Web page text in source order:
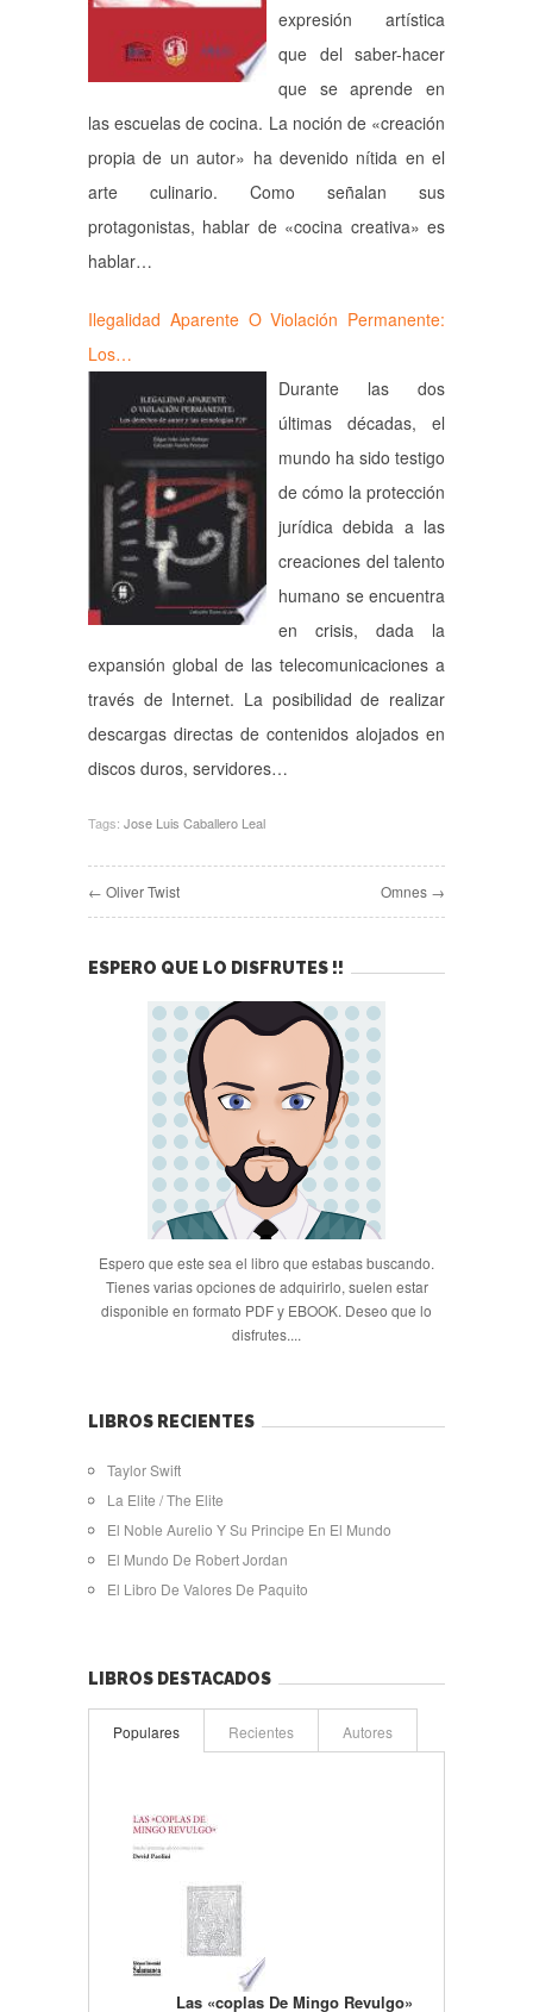
expresión artística
que del saber-hacer
que se aprende en
las escuelas de cocina. La noción de «creación
propia de un autor» ha devenido nítida en el
arte culinario. Como señalan sus
protagonistas, hablar de «cocina creativa» es
hablar…
Ilegalidad Aparente O Violación Permanente:
Los…
Durante las dos
últimas décadas, el
mundo ha sido testigo
de cómo la protección
jurídica debida a las
creaciones del talento
humano se encuentra
en crisis, dada la
expansión global de las telecomunicaciones a
través de Internet. La posibilidad de realizar
descargas directas de contenidos alojados en
discos duros, servidores…
Tags: Jose Luis Caballero Leal
← Oliver Twist Omnes →
ESPERO QUE LO DISFRUTES !!
Espero que este sea el libro que estabas buscando.
Tienes varias opciones de adquirirlo, suelen estar
disponible en formato PDF y EBOOK. Deseo que lo
disfrutes....
LIBROS RECIENTES
Taylor Swift
La Elite / The Elite
El Noble Aurelio Y Su Principe En El Mundo
El Mundo De Robert Jordan
El Libro De Valores De Paquito
LIBROS DESTACADOS
Populares Recientes Autores
Las «coplas De Mingo Revulgo»